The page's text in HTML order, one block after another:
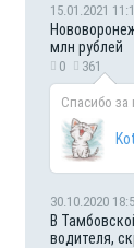
15.01.2021
млн рублей
0 361
Спасибо за
30.10.2020
В
водителя,